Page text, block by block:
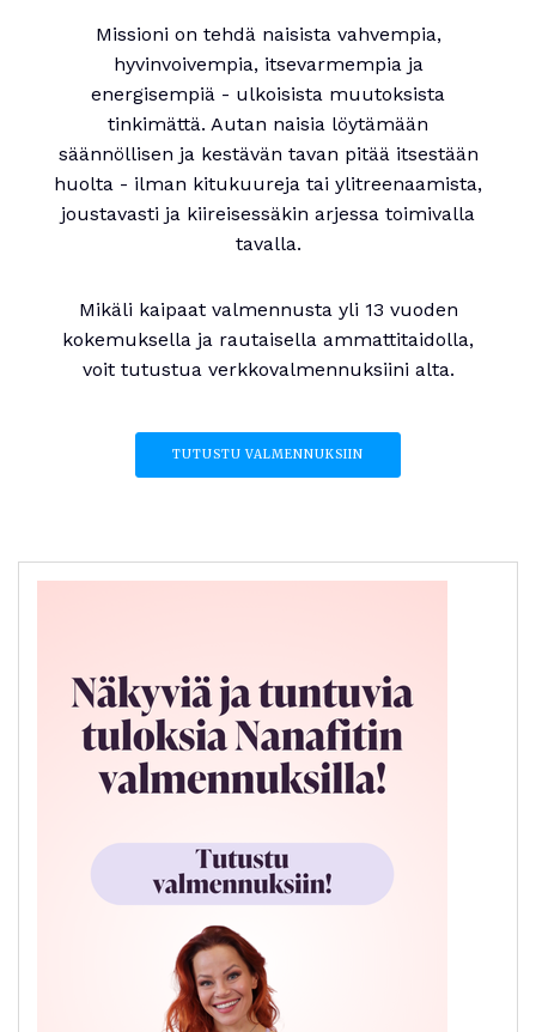
Missioni on tehdä naisista vahvempia,
hyvinvoivempia, itsevarmempia ja
energisempiä - ulkoisista muutoksista
tinkimättä. Autan naisia löytämään
säännöllisen ja kestävän tavan pitää itsestään
huolta - ilman kitukuureja tai ylitreenaamista,
joustavasti ja kiireisessäkin arjessa toimivalla
tavalla.
Mikäli kaipaat valmennusta yli 13 vuoden
kokemuksella ja rautaisella ammattitaidolla,
voit tutustua verkkovalmennuksiini alta.
TUTUSTU VALMENNUKSIIN